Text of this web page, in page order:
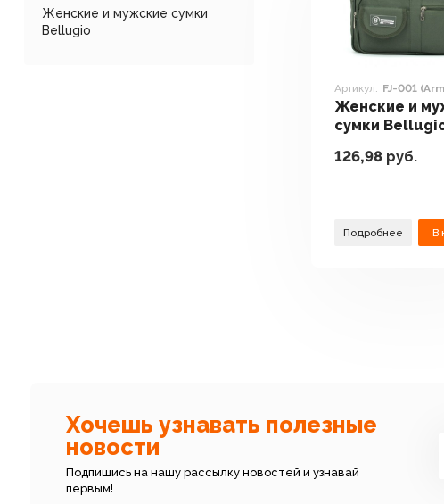
Женские и мужские сумки
Bellugio
Артикул: FJ-001
Женские и
сумки
126,98 руб.
Подробнее В
Хочешь узнавать полезные
новости
Подпишись на нашу рассылку новостей и узнавай
первым!